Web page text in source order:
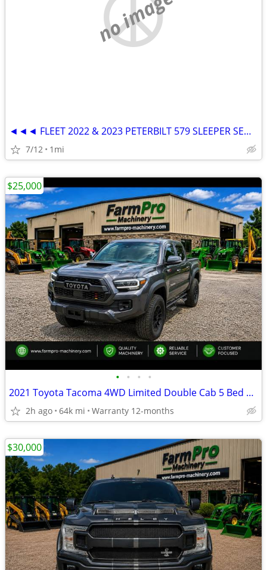
no image
◄◄◄ FLEET 2022 & 2023 PETERBILT 579 SLEEPER SEMI TRUCKS ►►►
7/12 1mi
• • • •
2021 Toyota Tacoma 4WD Limited Double Cab 5 Bed V6 AT (Natl)
2h ago 64k mi Warranty 12-months
$25,000
$30,000